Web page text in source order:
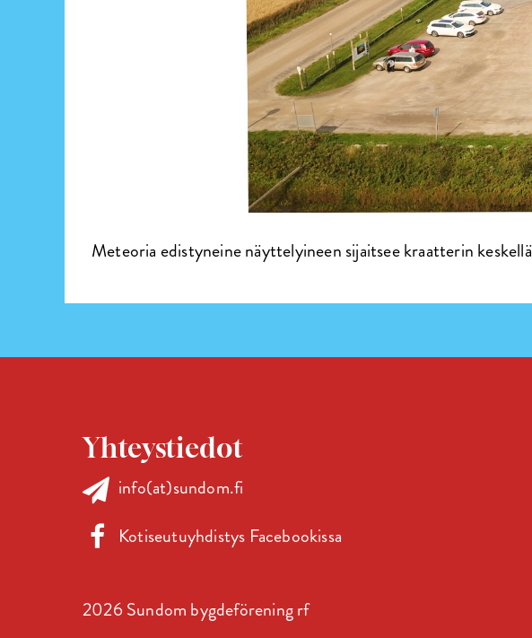
Meteoria edistyneine näyttelyineen sijaitsee kraatterin keskellä
Yhteystiedot
info(at)sundom.fi
Kotiseutuyhdistys Facebookissa
2026 Sundom bygdeförening rf